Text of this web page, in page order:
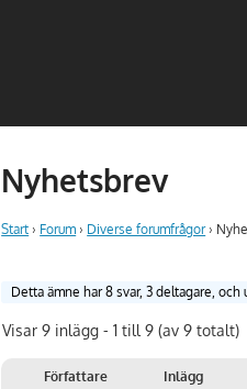
Nyhetsbrev
Start › Forum › Diverse forumfrågor ›
Detta ämne har 8 svar, 3 deltagare,
Visar 9 inlägg - 1 till 9 (av 9 totalt)
Författare Inlägg